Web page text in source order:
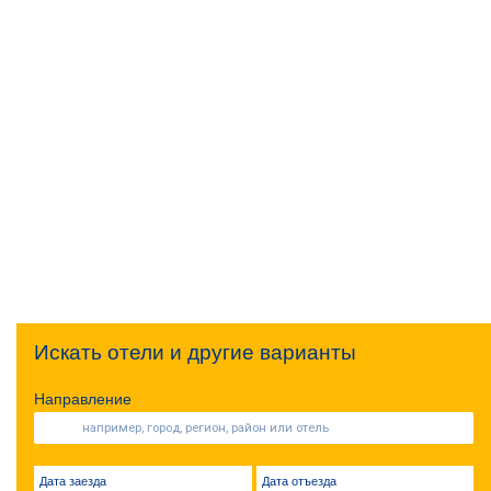
Искать отели и другие варианты
Направление
Дата заезда Дата отъезда